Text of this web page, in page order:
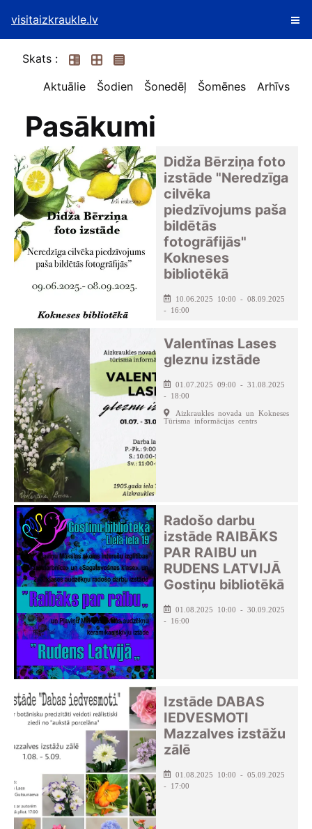
visitaizkraukle.lv
Skats :
Aktuālie
Šodien Šonedēļ Šomēnes Arhīvs
Pasākumi
Didža Bērziņa foto
izstāde "Neredzīga
cilvēka
piedzīvojums paša
bildētās
fotogrāfijās"
Kokneses
bibliotēkā
10.06.2025 10:00 - 08.09.2025
- 16:00
Valentīnas Lases
gleznu izstāde
01.07.2025 09:00 - 31.08.2025
- 18:00
Aizkraukles novada un Kokneses
Tūrisma informācijas centrs
Radošo darbu
izstāde RAIBĀKS
PAR RAIBU un
RUDENS LATVIJĀ
Gostiņu bibliotēkā
01.08.2025 10:00 - 30.09.2025
- 16:00
Izstāde DABAS
IEDVESMOTI
Mazzalves izstāžu
zālē
01.08.2025 10:00 - 05.09.2025
- 17:00